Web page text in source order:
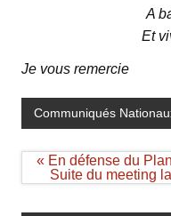
A
Et
Je vous remercie
Communiqués
Navigation
de
l’article
« En défense du
Suite du meeting